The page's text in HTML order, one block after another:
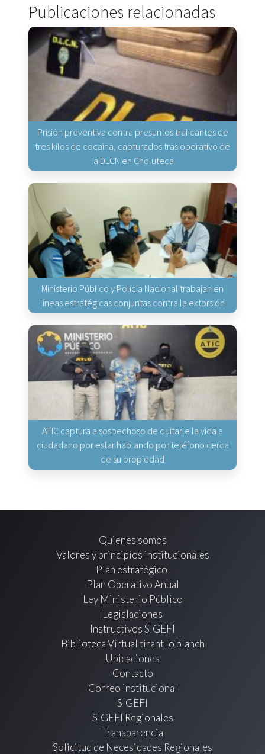
Publicaciones relacionadas
Prisión preventiva contra presuntos traficantes de
tres kilos de cocaína, capturados tras operativo de
la DLCN en Choluteca
Ministerio Público y Policía Nacional trabajan en
líneas estratégicas conjuntas contra la extorsión
ATIC captura a sospechoso de quitarle la vida a
ciudadano por estar hablando por teléfono cerca
de su propiedad
Quienes somos
Valores y principios institucionales
Plan estratégico
Plan Operativo Anual
Ley Ministerio Público
Legislaciones
Instructivos SIGEFI
Biblioteca Virtual tirant lo blanch
Ubicaciones
Contacto
Correo institucional
SIGEFI
SIGEFI Regionales
Transparencia
Solicitud de Necesidades Regionales